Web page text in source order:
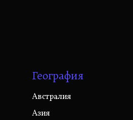
География
Австралия
Азия